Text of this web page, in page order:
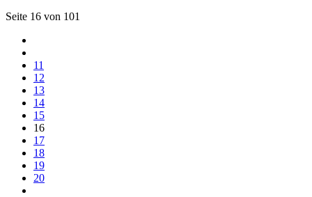
Seite 16 von 101
11
12
13
14
15
16
17
18
19
20